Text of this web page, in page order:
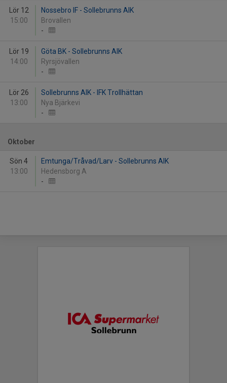
Lör 12
15:00
Nossebro IF - Sollebrunns AIK
Brovallen
-
Lör 19
14:00
Göta BK - Sollebrunns AIK
Ryrsjövallen
-
Lör 26
13:00
Sollebrunns AIK - IFK Trollhättan
Nya Bjärkevi
-
Oktober
Sön 4
13:00
Emtunga/Tråvad/Larv - Sollebrunns AIK
Hedensborg A
-